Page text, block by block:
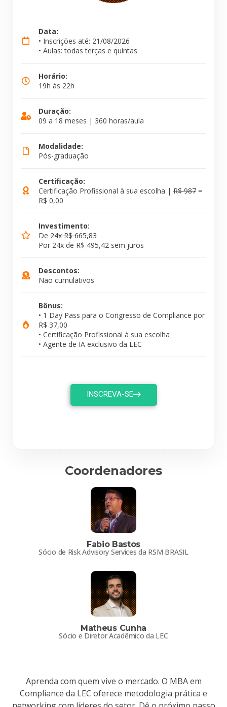
Data:
• Inscrições até: 21/08/2026
• Aulas: todas terças e quintas
Horário:
19h às 22h
Duração:
09 a 18 meses | 360 horas/aula
Modalidade:
Pós-graduação
Certificação:
Certificação Profissional à sua escolha | R$ 987 =
R$ 0,00
Investimento:
De 24x R$ 665,83
Por 24x de R$ 495,42 sem juros
Descontos:
Não cumulativos
Bônus:
• 1 Day Pass para o Congresso de Compliance por
R$ 37,00
• Certificação Profissional à sua escolha
• Agente de IA exclusivo da LEC
INSCREVA-SE
Coordenadores
Fabio Bastos
Sócio de Risk Advisory Services da RSM BRASIL
Matheus Cunha
Sócio e Diretor Acadêmico da LEC
Aprenda com quem vive o mercado. O MBA em
Compliance da LEC oferece metodologia prática e